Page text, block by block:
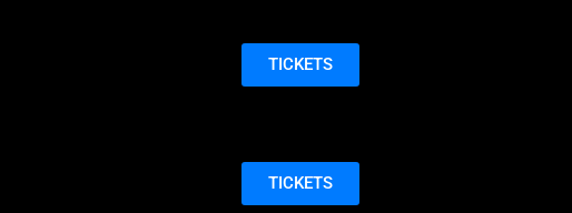
TICKETS
TICKETS